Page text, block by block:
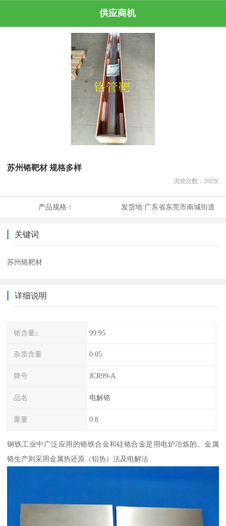
供应商机
苏州铬靶材 规格多样
浏览次数： 202次
产品规格： 发货地:广东省东莞市南城街道
关键词
苏州铬靶材
详细说明
铬含量≥ 99.95
杂质含量 0.05
牌号 JCR99-A
品名 电解铬
重量 0.8
钢铁工业中广泛应用的铬铁合金和硅铬合金是用电炉冶炼的。金属
铬生产则采用金属热还原（铝热）法及电解法